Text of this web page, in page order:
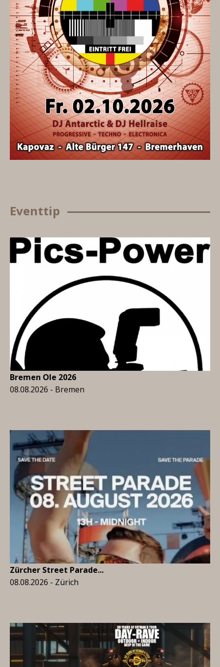
Eventtip
Bremen Ole 2026
08.08.2026 - Bremen
Zürcher Street Parade...
08.08.2026 - Zürich